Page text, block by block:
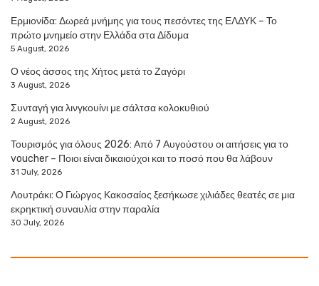
Ερμιονίδα: Δωρεά μνήμης για τους πεσόντες της ΕΛΔΥΚ – Το
πρώτο μνημείο στην Ελλάδα στα Δίδυμα
5 August, 2026
Ο νέος άσσος της Χήτος μετά το Ζαγόρι
3 August, 2026
Συνταγή για λινγκουίνι με σάλτσα κολοκυθιού
2 August, 2026
Τουρισμός για όλους 2026: Από 7 Αυγούστου οι αιτήσεις για το
voucher – Ποιοι είναι δικαιούχοι και το ποσό που θα λάβουν
31 July, 2026
Λουτράκι: Ο Γιώργος Κακοσαίος ξεσήκωσε χιλιάδες θεατές σε μια
εκρηκτική συναυλία στην παραλία
30 July, 2026